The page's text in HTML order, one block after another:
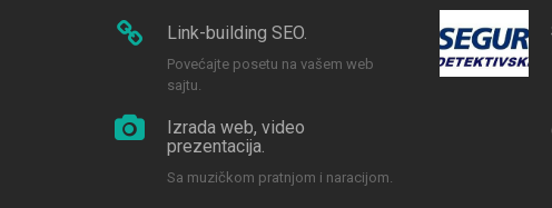
Link-building SEO.
Povećajte posetu na vašem web
sajtu.
Izrada web, video
prezentacija.
Sa muzičkom pratnjom i naracijom.